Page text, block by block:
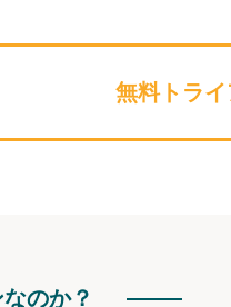
無料トラ
のか？